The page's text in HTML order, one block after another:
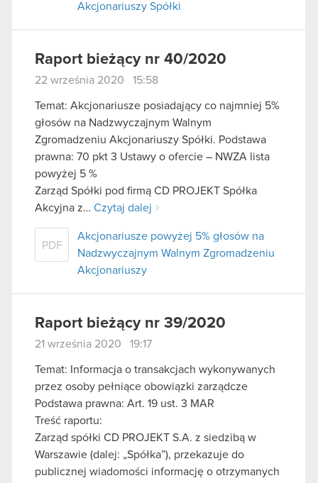
Akcjonariuszy Spółki
Raport bieżący nr 40/2020
22 września 2020 15:58
Temat: Akcjonariusze posiadający co najmniej 5%
głosów na Nadzwyczajnym Walnym
Zgromadzeniu Akcjonariuszy Spółki. Podstawa
prawna: 70 pkt 3 Ustawy o ofercie – NWZA lista
powyżej 5 %
Zarząd Spółki pod firmą CD PROJEKT Spółka
Akcyjna z… Czytaj dalej
PDF
Akcjonariusze powyżej 5% głosów na
Nadzwyczajnym Walnym Zgromadzeniu
Akcjonariuszy
Raport bieżący nr 39/2020
21 września 2020 19:17
Temat: Informacja o transakcjach wykonywanych
przez osoby pełniące obowiązki zarządcze
Podstawa prawna: Art. 19 ust. 3 MAR
Treść raportu:
Zarząd spółki CD PROJEKT S.A. z siedzibą w
Warszawie (dalej: „Spółka”), przekazuje do
publicznej wiadomości informację o otrzymanych